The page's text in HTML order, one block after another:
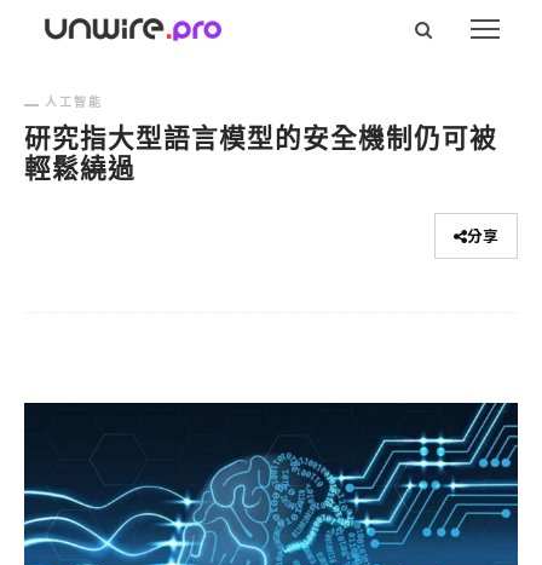
人工智能
研究指大型語言模型的安全機制仍可被
輕鬆繞過
分享